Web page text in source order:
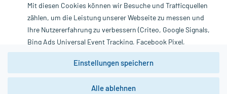
Google Analytics. Lesen Sie bitte dazu die wichtigen Hinweise in
unserer Datenschutzerklärung. Für den Widerruf einer Bestellung
nutzen Sie das Formular:
Vertrag widerrufen
*Hinweise zu unseren Aktionen und Bewertungen
Mit diesen Cookies können wir Besuche und Trafficquellen
zählen, um die Leistung unserer Webseite zu messen und
Ihre Nutzererfahrung zu verbessern (Criteo, Google Signals,
Bing Ads Universal Event Tracking, Facebook Pixel,
Youtube-Social Plugin).
Wir weisen darauf hin, dass die
zwingend den Europäischen Anforderungen gem. EU-
Einstellungen speichern
Alle ablehnen